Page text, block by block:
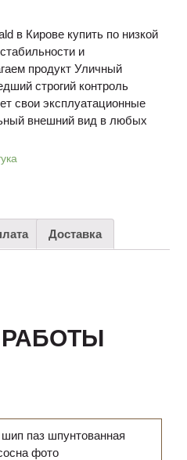
в Кирове купить по низкой
и
продукт Уличный
строгий контроль
свои эксплуатационные
внешний вид в любых
Доставка